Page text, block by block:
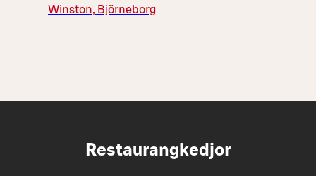
Winston, Björneborg
Restaurangkedjor